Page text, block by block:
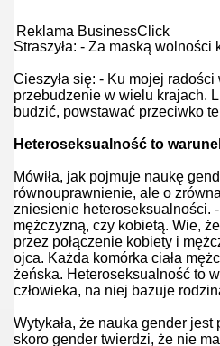
Reklama BusinessClick
Straszyła: - Za maską wolności
Cieszyła się: - Ku mojej
przebudzenie w wielu krajach.
budzić, powstawać przeciwko
Heteroseksualność to
Mówiła, jak pojmuje naukę
równouprawnienie, ale o
zniesienie heteroseksualności.
mężczyzną, czy kobietą. Wie,
przez połączenie kobiety i
ojca. Każda komórka ciała
żeńska. Heteroseksualność to
człowieka, na niej bazuje
Wytykała, że nauka gender jest
skoro gender twierdzi, że nie